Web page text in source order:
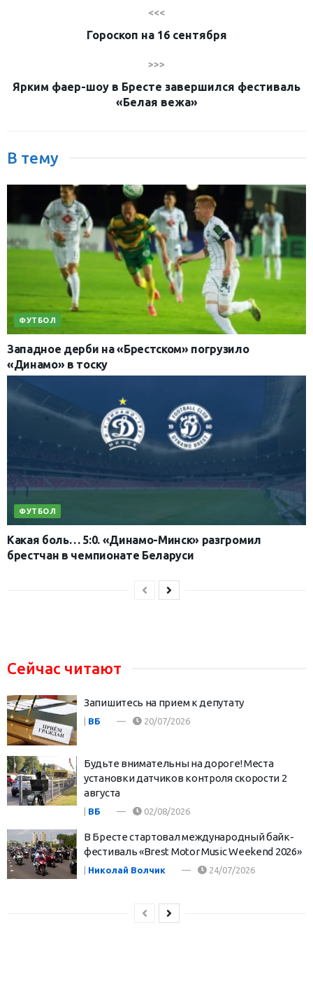
<<<
Гороскоп на 16 сентября
>>>
Ярким фаер-шоу в Бресте завершился фестиваль
«Белая вежа»
В тему
ФУТБОЛ
Западное дерби на «Брестском» погрузило
«Динамо» в тоску
ФУТБОЛ
Какая боль… 5:0. «Динамо-Минск» разгромил
брестчан в чемпионате Беларуси
Сейчас читают
Запишитесь на прием к депутату
ВБ 20/07/2026
Будьте внимательны на дороге! Места
установки датчиков контроля скорости 2
августа
| ВБ 02/08/2026
В Бресте стартовал международный байк-
фестиваль «Brest Motor Music Weekend 2026»
| Николай Волчик 24/07/2026